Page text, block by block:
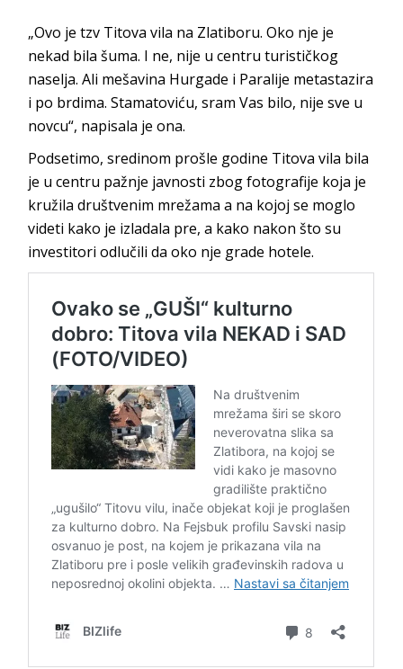
„Ovo je tzv Titova vila na Zlatiboru. Oko nje je
nekad bila šuma. I ne, nije u centru turističkog
naselja. Ali mešavina Hurgade i Paralije metastazira
i po brdima. Stamatoviću, sram Vas bilo, nije sve u
novcu“, napisala je ona.
Podsetimo, sredinom prošle godine Titova vila bila
je u centru pažnje javnosti zbog fotografije koja je
kružila društvenim mrežama a na kojoj se moglo
videti kako je izladala pre, a kako nakon što su
investitori odlučili da oko nje grade hotele.